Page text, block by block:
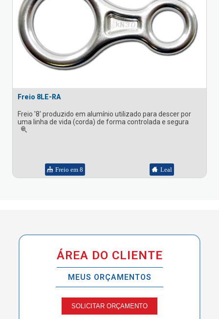
Freio 8LE-RA
Freio '8' produzido em alumínio utilizado para descer por
uma linha de vida (corda) de forma controlada e segura
Freio em 8 Leal
ÁREA DO CLIENTE
MEUS ORÇAMENTOS
SOLICITAR ORÇAMENTO